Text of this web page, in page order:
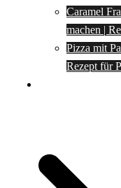
Caramel
machen |
Pizza mit
Rezept für